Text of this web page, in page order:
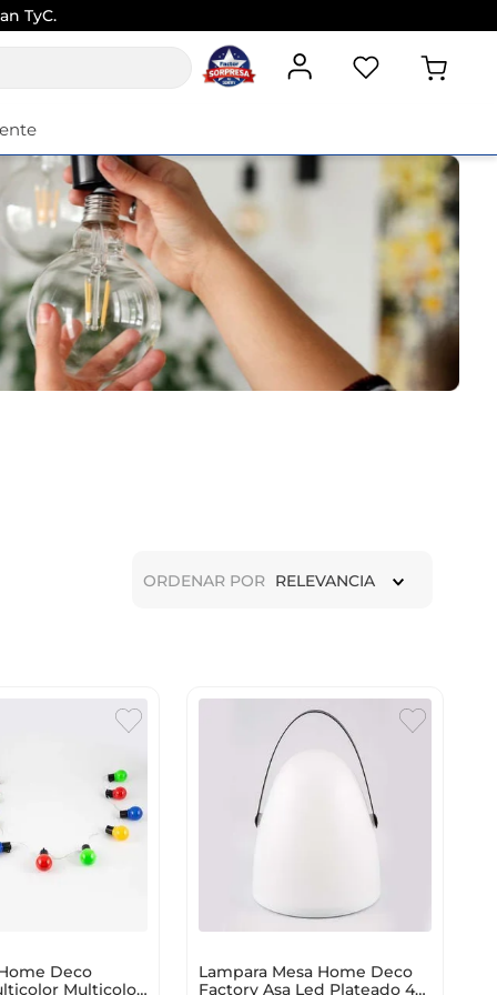
TyC.
ORDENAR POR RELEVANCIA
Deco
Multicolor
Lampara Mesa Home Deco
Factory Asa Led Plateado 40